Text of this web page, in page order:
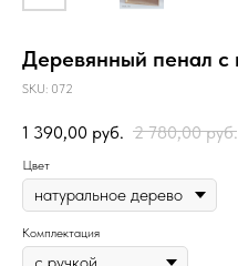
Деревянный пенал с
SKU: 072
1 390,00 руб. 2 780,00 руб.
Цвет
Комплектация